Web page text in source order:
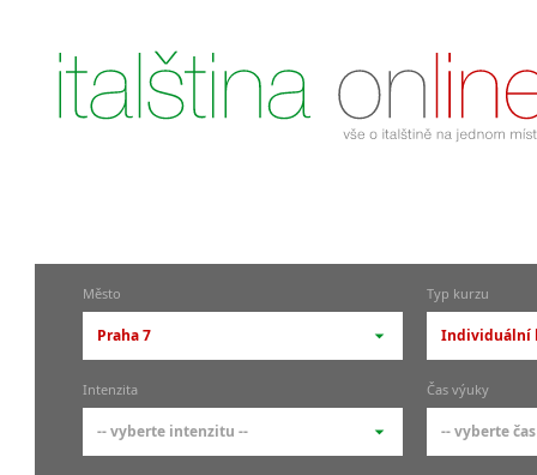
Město
Praha 7
-- vyberte město --
pražské městské části
Typ kurzu
Individuální
-- vyberte
Intenzita
-- vyberte intenzitu --
Čas výuky
-- vyberte